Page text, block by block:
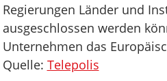
Regierungen Länder und
ausgeschlossen werden
Unternehmen das
Quelle: Telepolis